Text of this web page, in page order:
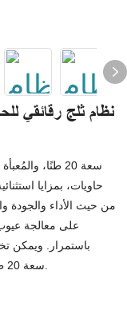
حاويات، بمزايا
من حيث الأداء
باستمرار. ويمكن